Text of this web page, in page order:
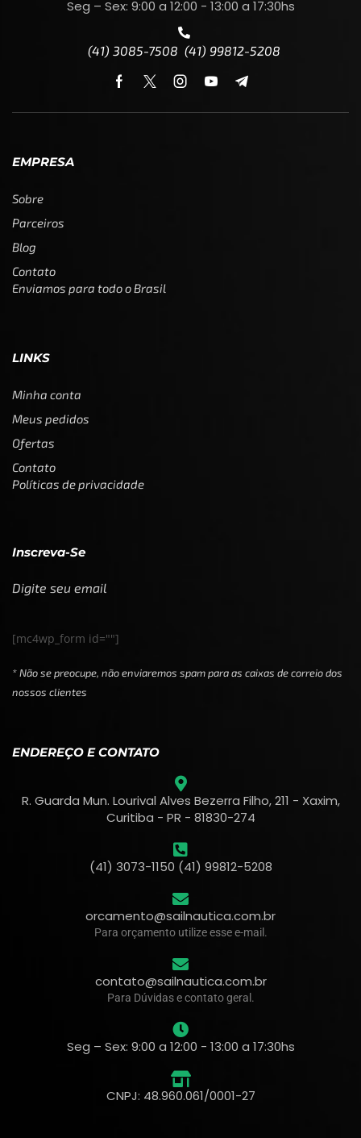
Seg – Sex: 9:00 a 12:00 - 13:00 a 17:30hs
(41) 3085-7508 (41) 99812-5208
EMPRESA
Sobre
Parceiros
Blog
Contato
Enviamos para todo o Brasil
LINKS
Minha conta
Meus pedidos
Ofertas
Contato
Políticas de privacidade
Inscreva-Se
Digite seu email
[mc4wp_form id=""]
* Não se preocupe, não enviaremos spam para as caixas de correio dos
nossos clientes
ENDEREÇO E CONTATO
R. Guarda Mun. Lourival Alves Bezerra Filho, 211 - Xaxim,
Curitiba - PR - 81830-274
(41) 3073-1150 (41) 99812-5208
orcamento@sailnautica.com.br
Para orçamento utilize esse e-mail.
contato@sailnautica.com.br
Para Dúvidas e contato geral.
Seg – Sex: 9:00 a 12:00 - 13:00 a 17:30hs
CNPJ: 48.960.061/0001-27